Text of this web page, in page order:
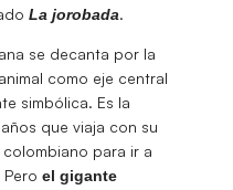
La jorobada.
se decanta por la
como eje central
simbólica. Es la
que viaja con su
para ir a
el gigante